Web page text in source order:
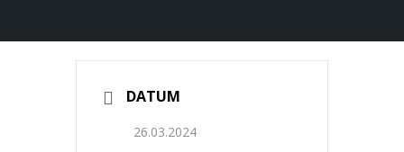
DATUM
26.03.2024